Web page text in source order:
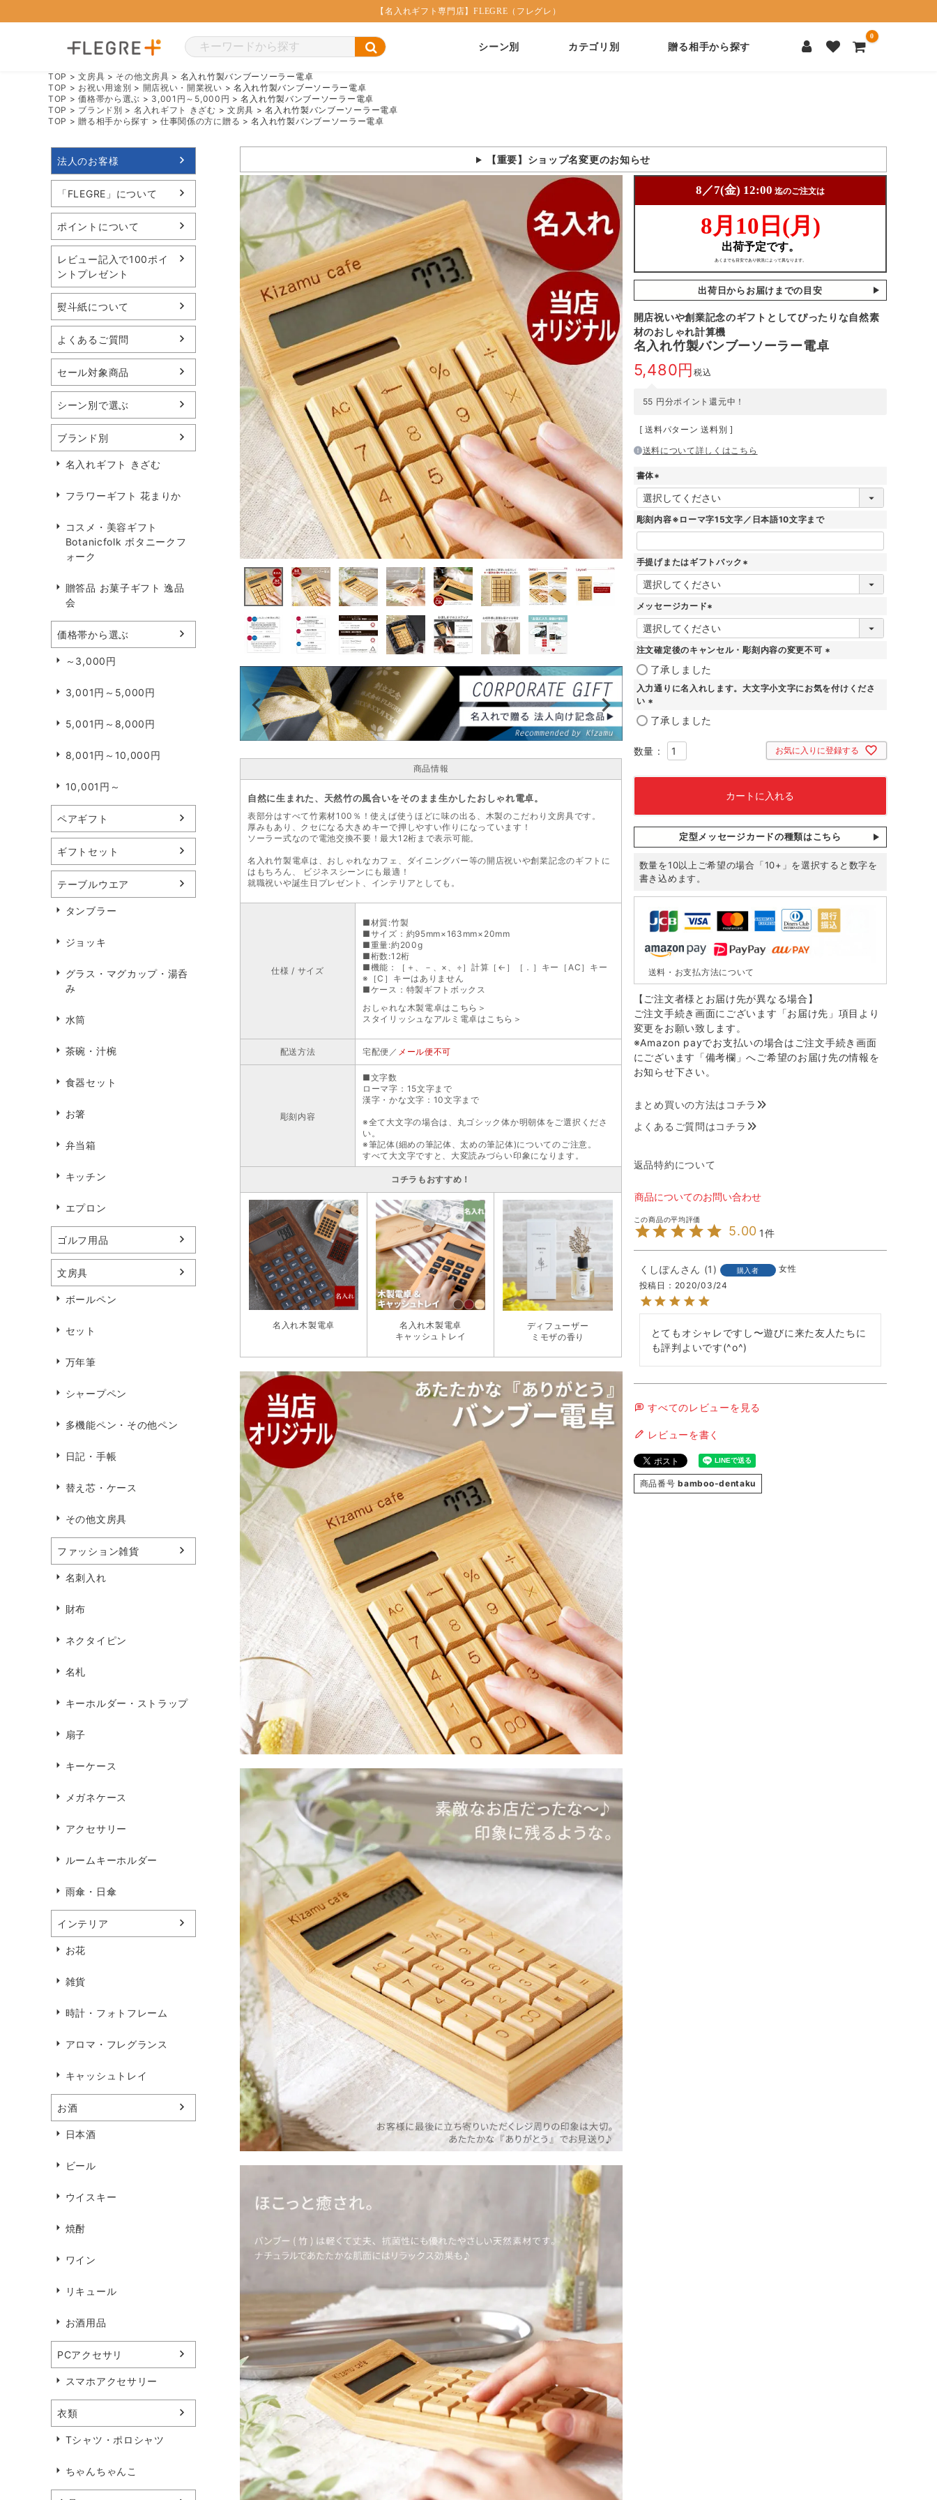
【名入れギフト専門店】FLEGRE（フレグレ）
シーン別 カテゴリ別 贈る相手から探す
0
TOP 文房具 その他文房具
名入れ竹製バンブーソーラー電卓
TOP
お祝い用途別 開店祝い・開業祝い
名入れ竹製バンブーソーラー電卓
TOP
価格帯から選ぶ 3,001円～5,000円
名入れ竹製バンブーソーラー電卓
TOP
ブランド別 名入れギフト きざむ 文房具
名入れ竹製バンブーソーラー電卓
TOP
贈る相手から探す 仕事関係の方に贈る 名入れ竹製バンブーソーラー電卓
法人のお客様
「FLEGRE」について
ポイントについて
レビュー記入で100ポイ
ントプレゼント
熨斗紙について
よくあるご質問
セール対象商品
シーン別で選ぶ
ブランド別
名入れギフト きざむ
フラワーギフト 花まりか
コスメ・美容ギフト
Botanicfolk ボタニークフ
ォーク
贈答品 お菓子ギフト 逸品
会
価格帯から選ぶ
～3,000円
3,001円～5,000円
5,001円～8,000円
8,001円～10,000円
10,001円～
ペアギフト
ギフトセット
テーブルウエア
タンブラー
ジョッキ
グラス・マグカップ・湯呑
み
水筒
茶碗・汁椀
食器セット
お箸
弁当箱
キッチン
エプロン
ゴルフ用品
文房具
ボールペン
セット
万年筆
シャープペン
多機能ペン・その他ペン
日記・手帳
替え芯・ケース
その他文房具
ファッション雑貨
名刺入れ
財布
ネクタイピン
名札
キーホルダー・ストラップ
扇子
キーケース
メガネケース
アクセサリー
ルームキーホルダー
雨傘・日傘
インテリア
お花
雑貨
時計・フォトフレーム
アロマ・フレグランス
キャッシュトレイ
お酒
日本酒
ビール
ウイスキー
焼酎
ワイン
リキュール
お酒用品
PCアクセサリ
スマホアクセサリー
衣類
Tシャツ・ポロシャツ
ちゃんちゃんこ
【重要】ショップ名変更のお知らせ
商品情報
自然に生まれた、天然竹の風合いをそのまま生かしたおしゃれ電卓。
表部分はすべて竹素材100％！使えば使うほどに味の出る、木製のこだわり文房具です。
厚みもあり、クセになる大きめキーで押しやすい作りになっています！
ソーラー式なので電池交換不要！最大12桁まで表示可能。
名入れ竹製電卓は、おしゃれなカフェ、ダイニングバー等の開店祝いや創業記念のギフトに
はもちろん、 ビジネスシーンにも最適！
就職祝いや誕生日プレゼント、インテリアとしても。
仕様 / サイズ
■材質:竹製
■サイズ：約95mm×163mm×20mm
■重量:約200g
■桁数:12桁
■機能：［＋、－、×、÷］計算［←］［．］キー［AC］キー
※［C］キーはありません
■ケース：特製ギフトボックス
おしゃれな木製電卓は こちら＞
スタイリッシュなアルミ電卓は こちら＞
配送方法 宅配便／ メール便不可
彫刻内容
■文字数
ローマ字：15文字まで
漢字・かな文字：10文字まで
※全て大文字の場合は、丸ゴシック体か明朝体をご選択くださ
い。
※筆記体(細めの筆記体、太めの筆記体)についてのご注意。
すべて大文字ですと、大変読みづらい印象になります。
コチラもおすすめ！
名入れ木製電卓
名入れ木製電卓
キャッシュトレイ
ディフューザー
ミモザの香り
出荷日からお届けまでの目安
開店祝いや創業記念のギフトとしてぴったりな自然素
材のおしゃれ計算機
名入れ竹製バンブーソーラー電卓
5,480 税込
55 円分ポイント還元中！
送料パターン 送料別
送料について詳しくはこちら
書体
(
必
須
彫刻内容※ローマ字15文字／日本語10文字まで
手提げまたはギフトバック
(
メッセージカード
(
必
須
注文確定後のキャンセル・彫刻内容の変更不可
須
了承しました
入力通りに名入れします。大文字小文字にお気を付けくださ
い
(
必
)
了承しました
お気に入りに登録する
カートに入れる
定型メッセージカードの種類はこちら
数量を10以上ご希望の場合「10+」を選択すると数字を
書き込めます。
送料・お支払方法について
【ご注文者様とお届け先が異なる場合】
ご注文手続き画面にございます「お届け先」項目より
変更をお願い致します。
※Amazon payでお支払いの場合はご注文手続き画面
にございます「備考欄」へご希望のお届け先の情報を
お知らせ下さい。
まとめ買いの方法はコチラ
よくあるご質問はコチラ
返品特約について
商品についてのお問い合わせ
5.00 1
くしぽん 1 購入者
女性
投稿日
2020/03/24
とてもオシャレですし〜遊びに来た友人たちに
すべてのレビューを見る
レビューを書く
商品番号 bamboo-dentaku